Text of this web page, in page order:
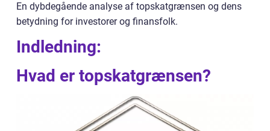
En dybdegående analyse af topskatgrænsen og dens
betydning for investorer og finansfolk.
Indledning:
Hvad er topskatgrænsen?